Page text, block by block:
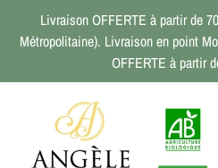
contenu
Livraison OFFERTE à partir de
Métropolitaine). Livraison en point
OFFERTE à partir